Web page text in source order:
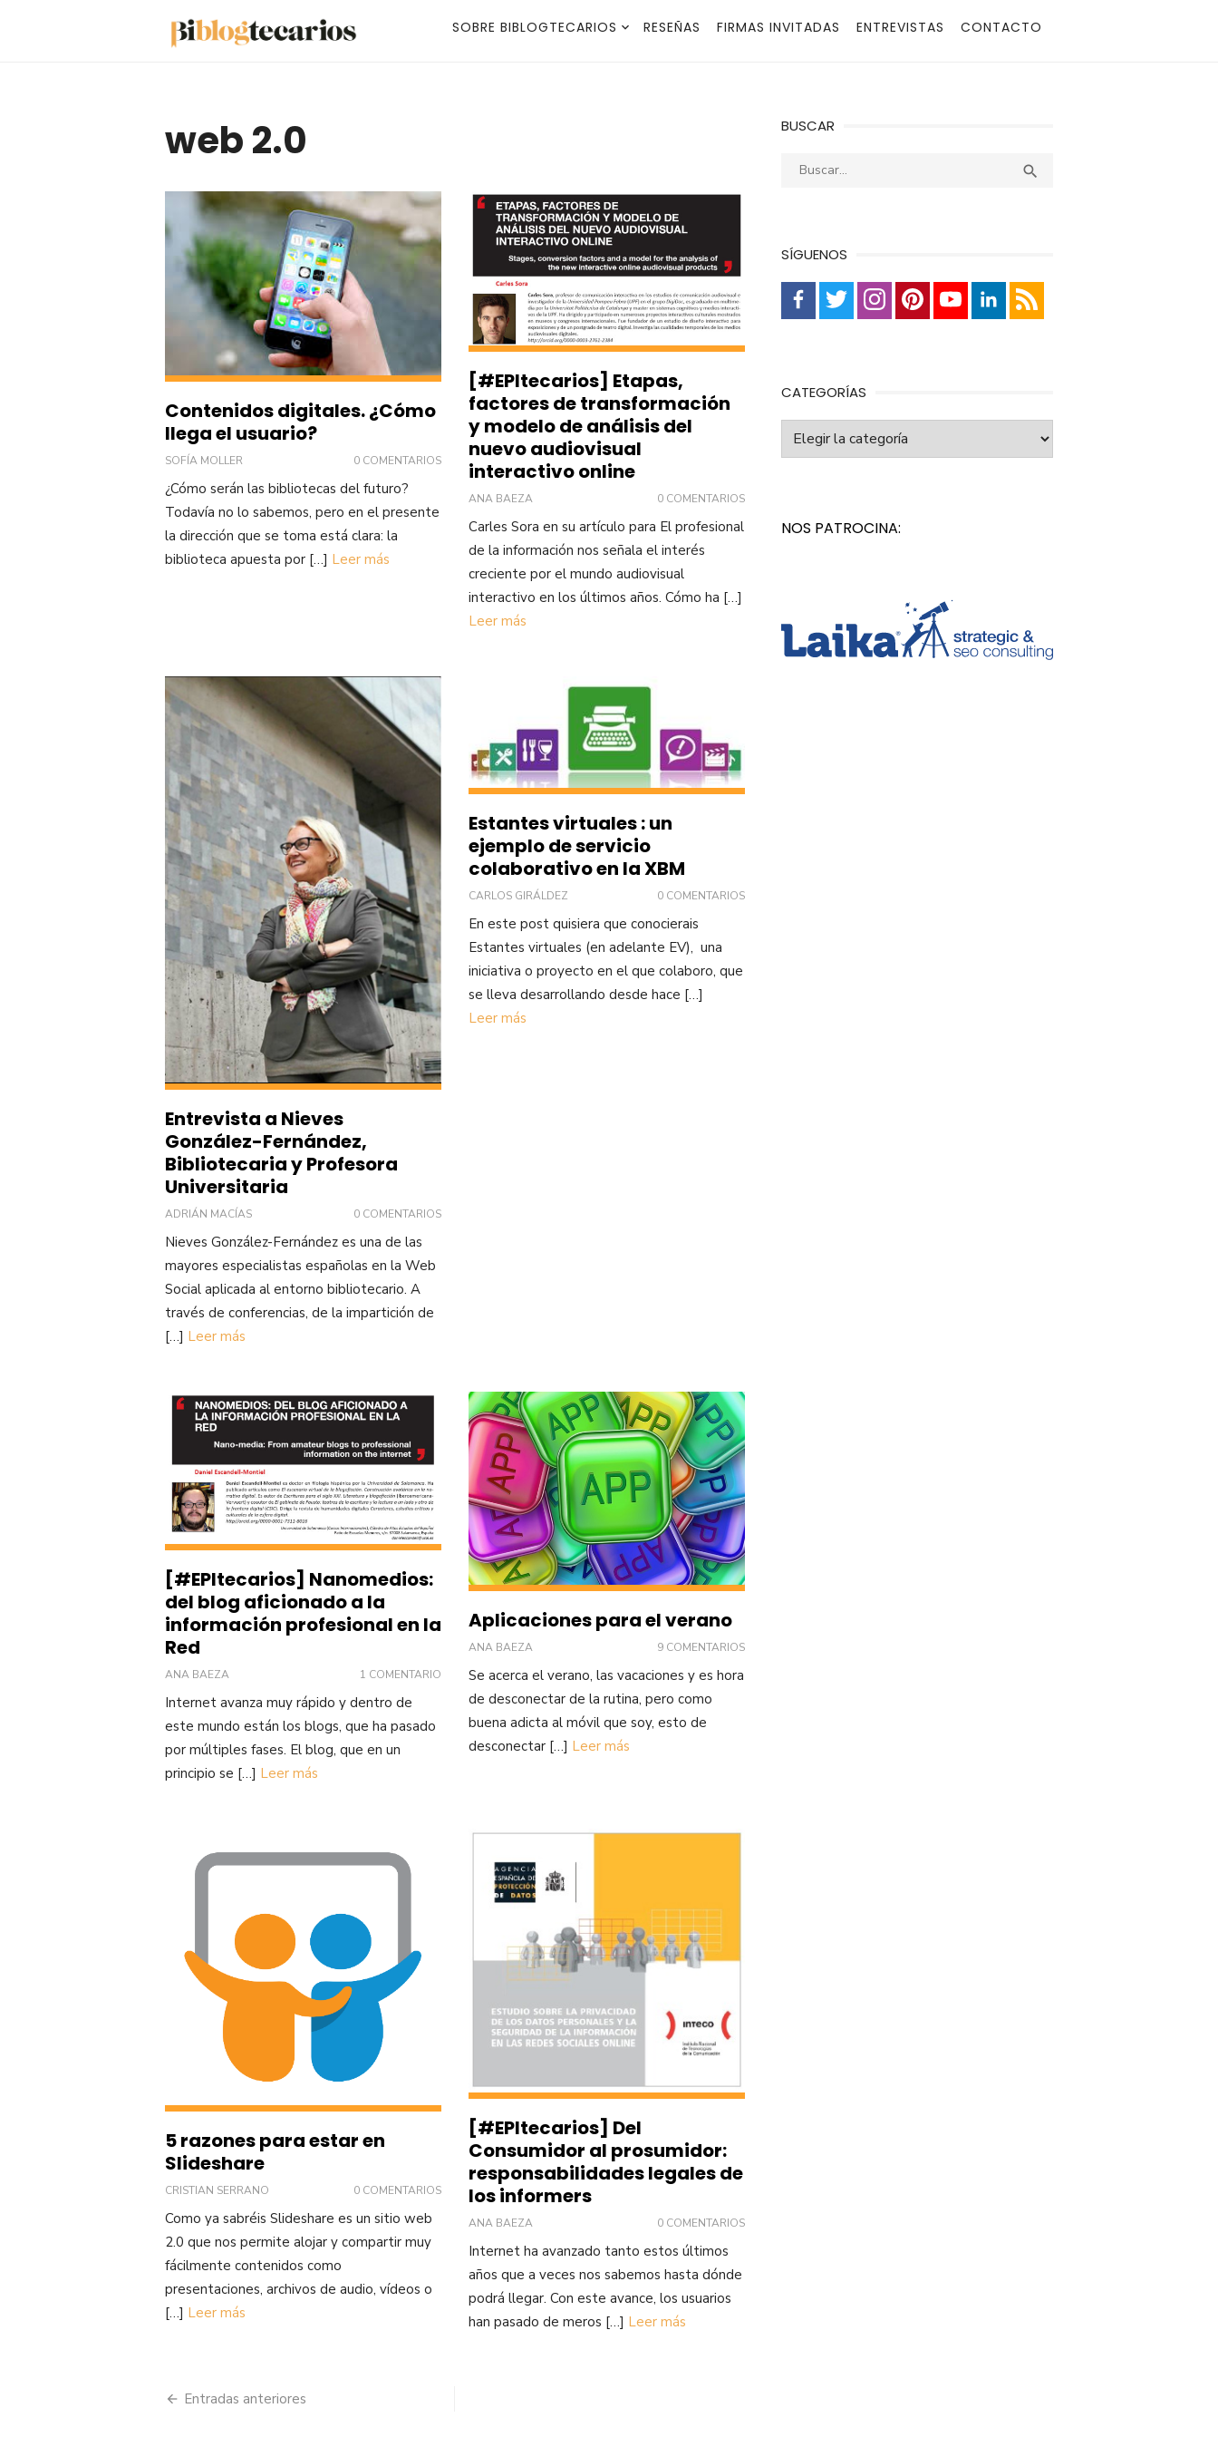
SOBRE BIBLOGTECARIOS RESEÑAS FIRMAS INVITADAS ENTREVISTAS CONTACTO
web 2.0
Contenidos digitales. ¿Cómo
llega el usuario?
SOFÍA MOLLER 0 COMENTARIOS
¿Cómo serán las bibliotecas del futuro?
Todavía no lo sabemos, pero en el presente
la dirección que se toma está clara: la
biblioteca apuesta por […] Leer más
[#EPItecarios] Etapas,
factores de transformación
y modelo de análisis del
nuevo audiovisual
interactivo online
ANA BAEZA 0 COMENTARIOS
Carles Sora en su artículo para El profesional
de la información nos señala el interés
creciente por el mundo audiovisual
interactivo en los últimos años. Cómo ha […]
Leer más
Entrevista a Nieves
González-Fernández,
Bibliotecaria y Profesora
Universitaria
ADRIÁN MACÍAS 0 COMENTARIOS
Nieves González-Fernández es una de las
mayores especialistas españolas en la Web
Social aplicada al entorno bibliotecario. A
través de conferencias, de la impartición de
[…] Leer más
Estantes virtuales : un
ejemplo de servicio
colaborativo en la XBM
CARLOS GIRÁLDEZ 0 COMENTARIOS
En este post quisiera que conocierais
Estantes virtuales (en adelante EV), una
iniciativa o proyecto en el que colaboro, que
se lleva desarrollando desde hace […]
Leer más
[#EPItecarios] Nanomedios:
del blog aficionado a la
información profesional en la
Red
ANA BAEZA 1 COMENTARIO
Internet avanza muy rápido y dentro de
este mundo están los blogs, que ha pasado
por múltiples fases. El blog, que en un
principio se […] Leer más
Aplicaciones para el verano
ANA BAEZA 9 COMENTARIOS
Se acerca el verano, las vacaciones y es hora
de desconectar de la rutina, pero como
buena adicta al móvil que soy, esto de
desconectar […] Leer más
5 razones para estar en
Slideshare
CRISTIAN SERRANO 0 COMENTARIOS
Como ya sabréis Slideshare es un sitio web
2.0 que nos permite alojar y compartir muy
fácilmente contenidos como
presentaciones, archivos de audio, vídeos o
[…] Leer más
[#EPItecarios] Del
Consumidor al prosumidor:
responsabilidades legales de
los informers
ANA BAEZA 0 COMENTARIOS
Internet ha avanzado tanto estos últimos
años que a veces nos sabemos hasta dónde
podrá llegar. Con este avance, los usuarios
han pasado de meros […] Leer más
Navegación
Entradas anteriores
BUSCAR
Buscar: 
SÍGUENOS
CATEGORÍAS
NOS PATROCINA: